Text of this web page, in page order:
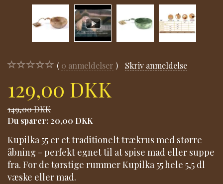
0 anmeldelser Skriv anmeldelse
129,00 DKK
149,00 DKK
Du sparer: 20,00 DKK
Kupilka 55 er et traditionelt trækrus med større
åbning - perfekt egnet til at spise mad eller suppe
fra. For de tørstige rummer Kupilka 55 hele 5,5 dl
væske eller mad.